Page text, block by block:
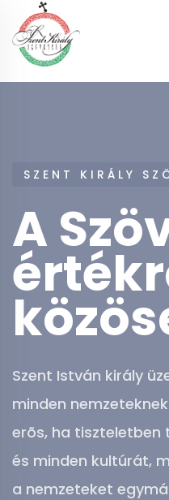
SZENT KIRÁLY
A
Szent István király
minden
erõs, ha
és minden kultúrát,
a nemzeteket